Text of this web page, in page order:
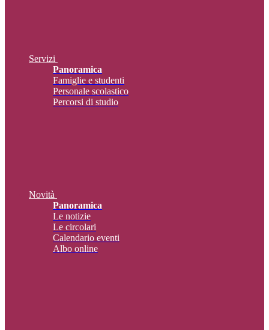
Servizi
Panoramica
Famiglie e studenti
Personale scolastico
Percorsi di studio
Novità
Panoramica
Le notizie
Le circolari
Calendario eventi
Albo online